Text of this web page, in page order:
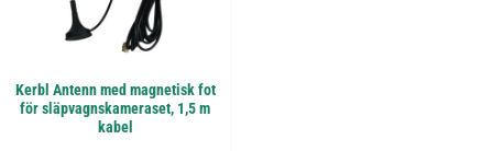
Kerbl Antenn med magnetisk fot
för släpvagnskameraset, 1,5 m
kabel